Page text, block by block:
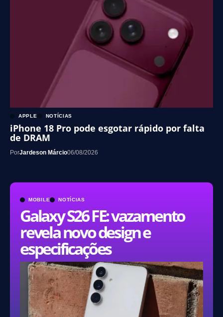
MOBILE NOTÍCIAS
Galaxy S26 FE: vazamento
revela novo design e
especificações
APPLE NOTÍCIAS
iPhone 18 Pro pode esgotar rápido por falta
de DRAM
PorJardeson Márcio06/08/2026